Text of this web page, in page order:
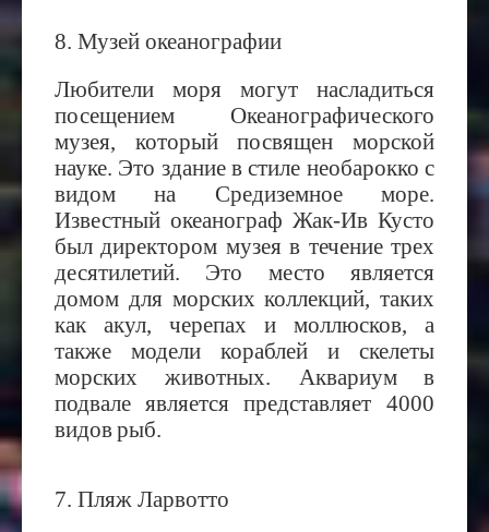
8. Музей океанографии
Любители моря могут насладиться
посещением Океанографического
музея, который посвящен морской
науке. Это здание в стиле необарокко с
видом на Средиземное море.
Известный океанограф Жак-Ив Кусто
был директором музея в течение трех
десятилетий. Это место является
домом для морских коллекций, таких
как акул, черепах и моллюсков, а
также модели кораблей и скелеты
морских животных. Аквариум
в
подвале является представляет 4000
видоврыб.
7. Пляж Ларвотто